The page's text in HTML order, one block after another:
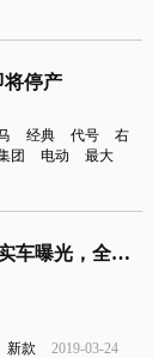
停产
经典 代号
右
团 电动
最大
新款MINI CLUBMAN实车曝光，全新灯组设计
新款 2019-03-24